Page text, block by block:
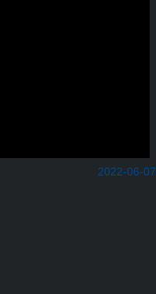
2022-06-07